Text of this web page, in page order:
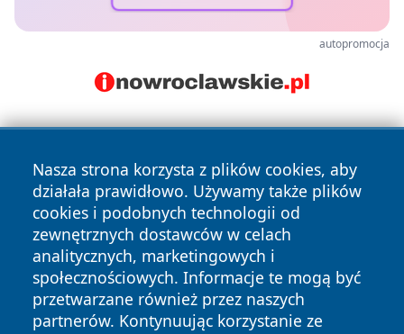
autopromocja
Nasza strona korzysta z plików cookies, aby
działała prawidłowo. Używamy także plików
cookies i podobnych technologii od
zewnętrznych dostawców w celach
analitycznych, marketingowych i
społecznościowych. Informacje te mogą być
przetwarzane również przez naszych
partnerów. Kontynuując korzystanie ze
Copyright © 2026 tarnowskie24.pl Wszystkie prawa
zastrzeżone.
Polityka
Polityka